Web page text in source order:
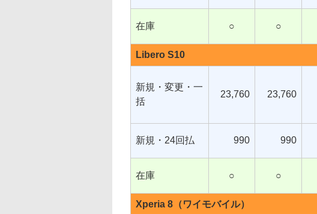
在庫 ○ ○
Libero S10
新規・変更・一
括
23,760 23,760
新規・24回払 990 990
在庫 ○ ○
Xperia 8（ワイモバイル）